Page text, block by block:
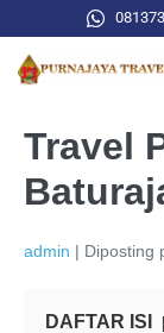
Travel
admin | Diposting
DAFTAR ISI